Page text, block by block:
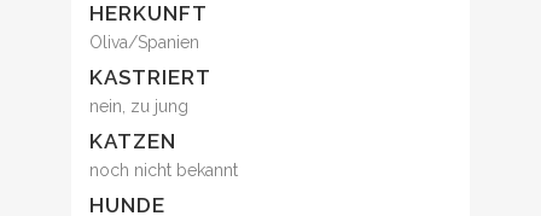
HERKUNFT
Oliva/Spanien
KASTRIERT
nein, zu jung
KATZEN
noch nicht bekannt
HUNDE